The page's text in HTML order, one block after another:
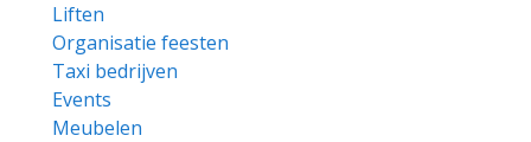
Liften
Organisatie feesten
Taxi bedrijven
Events
Meubelen